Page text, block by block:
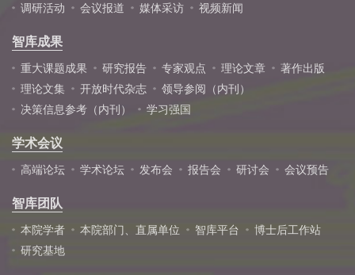
调研活动 会议报道 媒体采访 视频新闻
智库成果
重大课题成果 研究报告 专家观点 理论文章
著作出版
理论文集
开放时代杂志
领导参阅（内刊）
决策信息参考（内刊）
学习强国
学术会议
高端论坛 学术论坛 发布会 报告会 研讨会 会议预告
智库团队
本院学者 本院部门、直属单位 智库平台
博士后工作站
研究基地